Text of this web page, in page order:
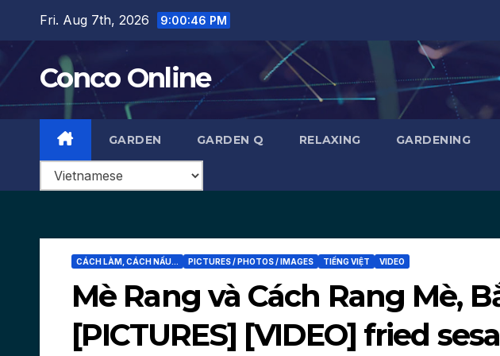
content
Fri. Aug 7th, 2026 9:00:47 PM
Conco Online
GARDEN GARDEN Q RELAXING GARDENING
CÁCH LÀM, CÁCH NẤU... PICTURES / PHOTOS / IMAGES TIẾNG VIỆT VIDEO
Mè Rang và Cách Rang Mè,
[PICTURES] [VIDEO] fried